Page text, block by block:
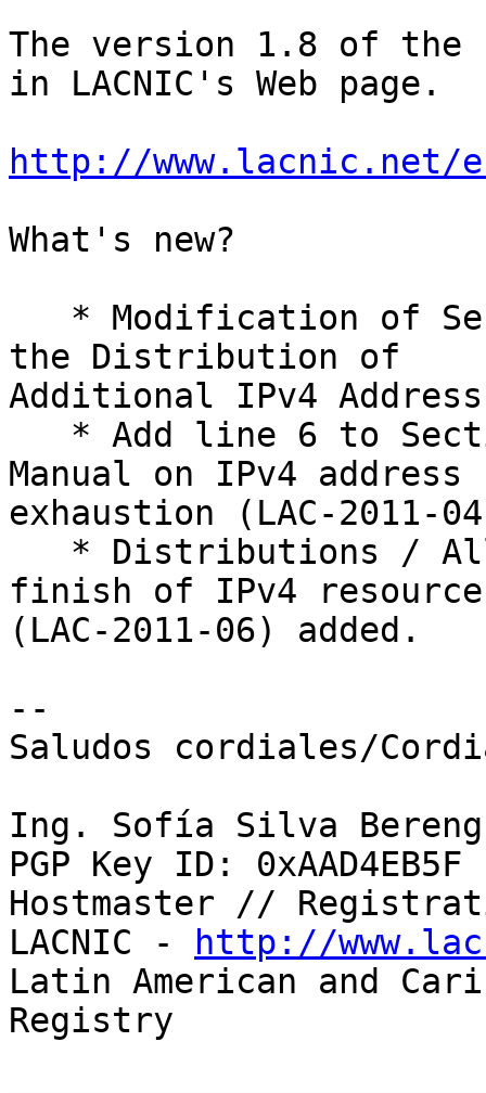
The version 1.8 of the
in LACNIC's Web page.
http://www.lacnic.net/
What's new?
the Distribution of
Additional IPv4 Address
Manual on IPv4 address
exhaustion (LAC-2011-
finish of IPv4
(LAC-2011-06) added.
--
Saludos cordiales/
Ing. Sofía Silva
PGP Key ID: 0xAAD4EB5F
Hostmaster //
LACNIC -
http://
Latin American and
Registry